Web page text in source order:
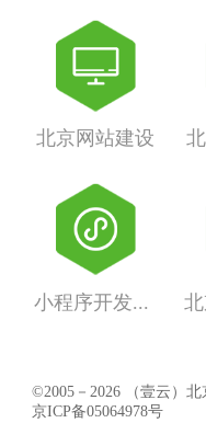
北京网站建设
©2005－2026 （壹云）
京ICP备05064978号